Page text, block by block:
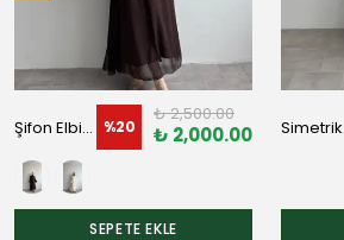
Şifon Elbise %20
₺ 2,500.00
₺ 2,000.00
SEPETE EKLE